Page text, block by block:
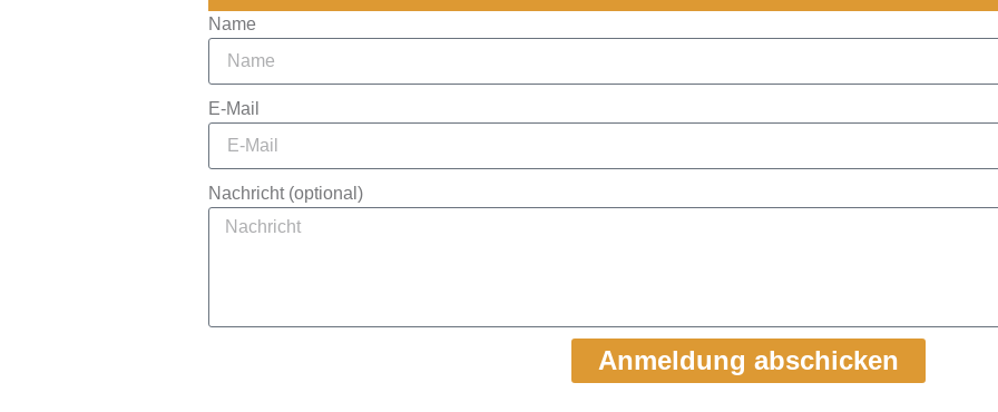
Name
E-Mail
Nachricht (optional)
Anmeldung abschicken